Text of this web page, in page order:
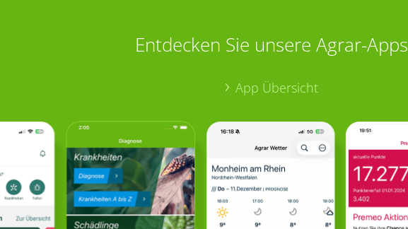
Entdecken Sie unsere Agrar-Apps
App Übersicht